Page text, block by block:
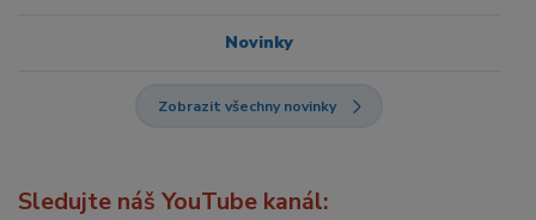
Novinky
Zobrazit všechny novinky
Sledujte náš YouTube kanál: